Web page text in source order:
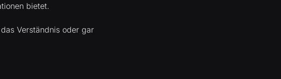
bietet.
Verständnis oder gar